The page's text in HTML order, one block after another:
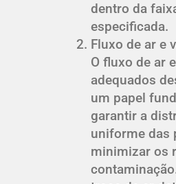
dentro da
especificada.
Fluxo de ar e
O fluxo de ar
adequados
um papel
garantir a
uniforme das
minimizar os